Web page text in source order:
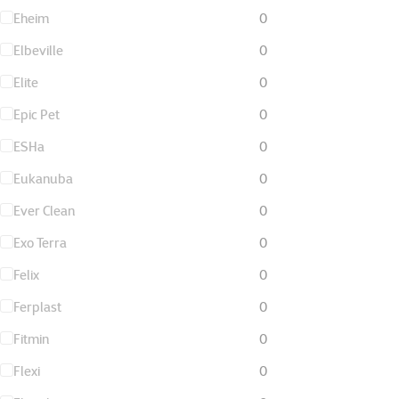
Eheim
0
Elbeville
0
Elite
0
Epic Pet
0
ESHa
0
Eukanuba
0
Ever Clean
0
Exo Terra
0
Felix
0
Ferplast
0
Fitmin
0
Flexi
0